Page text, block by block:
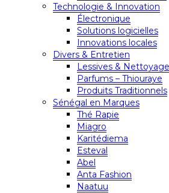
Technologie & Innovation
Électronique
Solutions logicielles
Innovations locales
Divers & Entretien
Lessives &
Parfums – Thiouraye
Produits Traditionnels
Sénégal en Marques
Thé Rapie
Miagro
Karitédiema
Esteval
Abel
Anta Fashion
Naatuu